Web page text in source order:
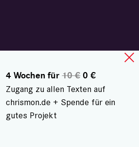
4 Wochen für10 €0 €
Zugang zu allen Texten auf
chrismon.de + Spende für ein
gutes Projekt